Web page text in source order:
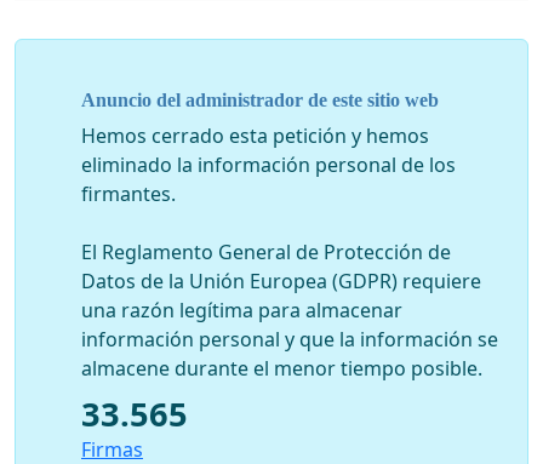
Anuncio del administrador de este sitio web
Hemos cerrado esta petición y hemos
eliminado la información personal de los
firmantes.
El Reglamento General de Protección de
Datos de la Unión Europea (GDPR) requiere
una razón legítima para almacenar
información personal y que la información se
almacene durante el menor tiempo posible.
33.565
Firmas